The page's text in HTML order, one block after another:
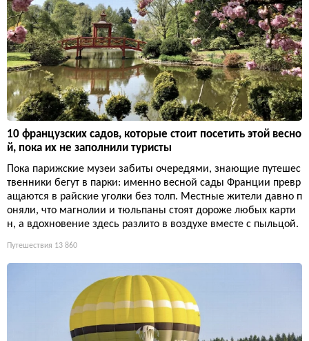
10 французских садов, которые стоит посетить этой весно
й, пока их не заполнили туристы
Пока парижские музеи забиты очередями, знающие путешес
твенники бегут в парки: именно весной сады Франции превр
ащаются в райские уголки без толп. Местные жители давно п
оняли, что магнолии и тюльпаны стоят дороже любых карти
н, а вдохновение здесь разлито в воздухе вместе с пыльцой.
Путешествия 13 860